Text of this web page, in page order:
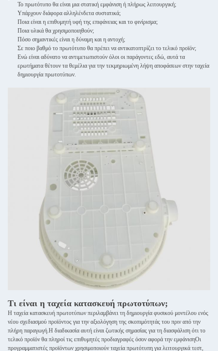
Το πρωτότυπο θα είναι μια στατική εμφάνιση ή πλήρως λειτουργική;
Υπάρχουν διάφορα αλληλένδετα συστατικά;
Ποια είναι η επιθυμητή υφή της επιφάνειας και το φινίρισμα;
Ποια υλικά θα χρησιμοποιηθούν;
Πόσο σημαντικές είναι η δύναμη και η αντοχή;
Σε ποιο βαθμό το πρωτότυπο θα πρέπει να αντικατοπτρίζει το τελικό προϊόν;
Ενώ είναι αδύνατο να αντιμετωπιστούν όλοι οι παράγοντες εδώ, αυτά τα
ερωτήματα θέτουν τα θεμέλια για την τεκμηριωμένη λήψη αποφάσεων στην ταχεία
δημιουργία πρωτοτύπων.
Τι είναι η ταχεία κατασκευή πρωτοτύπων;
Η ταχεία κατασκευή πρωτοτύπων περιλαμβάνει τη δημιουργία φυσικού μοντέλου ενός
νέου σχεδιασμού προϊόντος για την αξιολόγηση της σκοπιμότητάς του πριν από την
πλήρη παραγωγή.Η διαδικασία αυτή είναι ζωτικής σημασίας για τη διασφάλιση ότι το
τελικό προϊόν θα πληροί τις επιθυμητές προδιαγραφές όσον αφορά την εμφάνισηΟι
προγραμματιστές προϊόντων χρησιμοποιούν ταχεία πρωτότυπη για λειτουργικά τεστ,